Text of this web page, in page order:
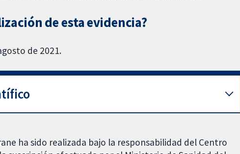
de esta evidencia?
de 2021.
ha sido realizada bajo la responsabilidad del Centro